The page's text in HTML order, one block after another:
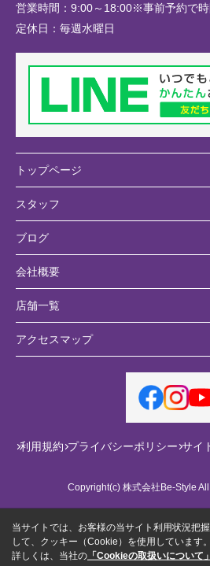
営業時間： 9:00～18:00※事前予約で
定休日： 毎週水曜日
トップページ
スタッフ
ブログ
会社概要
店舗一覧
アクセスマップ
利用規約 プライバシーポリシー サイ
Copyright(c) 株式会社Be-Style
当サイトでは、お客様の当サイト利用状況把
して、クッキー（Cookie）を使用しています。
詳しくは、当社の 「Cookieの取扱いについて」